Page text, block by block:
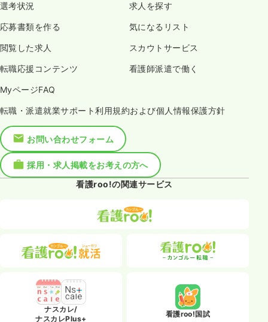
選考状況 求人を探す
応募書類を作る 気になるリスト
閲覧した求人 スカウトサービス
転職応援コンテンツ 看護師派遣で働く
MyページFAQ
転職・派遣就業サポート利用規約および個人情報保護方針
お問い合わせフォーム
採用・求人掲載をお考えの方へ
看護roo!の関連サービス
ナスカレ/
ナスカレPlus+
看護roo!国試